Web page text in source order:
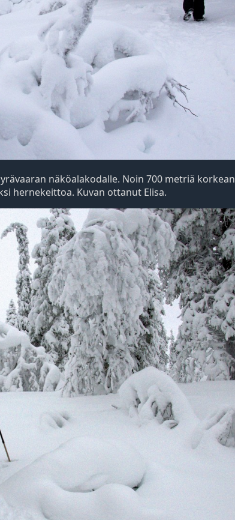
näköalakodalle. Noin 700 metriä korkean
hernekeittoa. Kuvan ottanut Elisa.